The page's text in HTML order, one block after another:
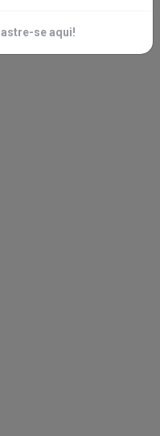
se aqui!